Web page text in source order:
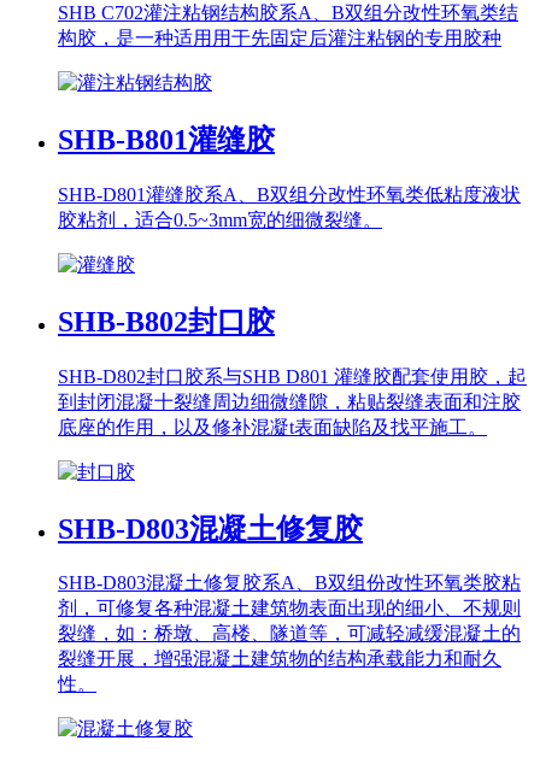
SHB C702灌注粘钢结构胶系A、B双组分改性环氧类结
构胶，是一种适用用于先固定后灌注粘钢的专用胶种
SHB-B801灌缝胶
SHB-D801灌缝胶系A、B双组分改性环氧类低粘度液状
胶粘剂，适合0.5~3mm宽的细微裂缝。
SHB-B802封口胶
SHB-D802封口胶系与SHB D801 灌缝胶配套使用胶，起
到封闭混凝十裂缝周边细微缝隙，粘贴裂缝表面和注胶
底座的作用，以及修补混凝t表面缺陷及找平施工。
SHB-D803混凝土修复胶
SHB-D803混凝土修复胶系A、B双组份改性环氧类胶粘
剂，可修复各种混凝土建筑物表面出现的细小、不规则
裂缝，如：桥墩、高楼、隧道等，可减轻减缓混凝土的
裂缝开展，增强混凝土建筑物的结构承载能力和耐久
性。